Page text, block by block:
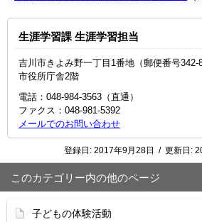
生涯学習課 生涯学習担当
吉川市きよみ野一丁目1番地（郵便番号342-
市役所庁舎2階
電話：048-984-3563（直通）
ファクス：048-981-5392
メールでのお問い合わせ
登録日: 2017年9月28日 / 更新日:
このカテゴリー内の他のページ
子どもの体験活動